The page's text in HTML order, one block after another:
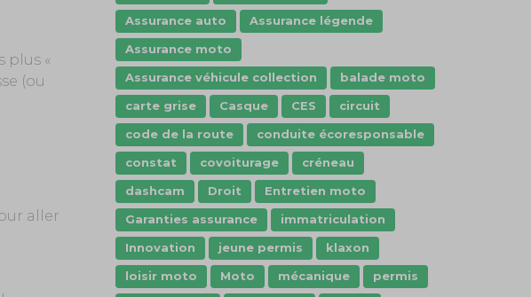
plus «
(ou
aller
Assurance auto
Assurance légende
Assurance moto
Assurance véhicule collection
balade moto
carte grise
Casque CES
circuit
code de la route
conduite écoresponsable
constat
covoiturage
créneau
dashcam
Droit
Entretien moto
Garanties assurance
immatriculation
Innovation
jeune permis
klaxon
loisir moto
Moto mécanique
permis